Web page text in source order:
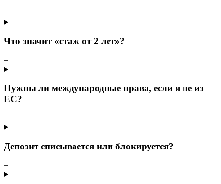
+
Что значит «стаж от 2 лет»?
+
Нужны ли международные права, если я не из
ЕС?
+
Депозит списывается или блокируется?
+